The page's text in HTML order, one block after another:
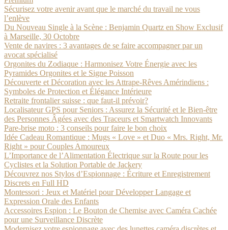
Sécurisez votre avenir avant que le marché du travail ne vous
l’enlève
Du Nouveau Single à la Scène : Benjamin Quartz en Show Exclusif
à Marseille, 30 Octobre
Vente de navires : 3 avantages de se faire accompagner par un
avocat spécialisé
Orgonites du Zodiaque : Harmonisez Votre Énergie avec les
Pyramides Orgonites et le Signe Poisson
Découverte et Décoration avec les Attrape-Rêves Amérindiens :
Symboles de Protection et Élégance Intérieure
Retraite frontalier suisse : que faut-il prévoir?
Localisateur GPS pour Seniors : Assurez la Sécurité et le Bien-être
des Personnes Âgées avec des Traceurs et Smartwatch Innovants
Pare-brise moto : 3 conseils pour faire le bon choix
Idée Cadeau Romantique : Mugs « Love » et Duo « Mrs. Right, Mr.
Right » pour Couples Amoureux
L’Importance de l’Alimentation Électrique sur la Route pour les
Cyclistes et la Solution Portable de Jackery
Découvrez nos Stylos d’Espionnage : Écriture et Enregistrement
Discrets en Full HD
Montessori : Jeux et Matériel pour Développer Langage et
Expression Orale des Enfants
Accessoires Espion : Le Bouton de Chemise avec Caméra Cachée
pour une Surveillance Discrète